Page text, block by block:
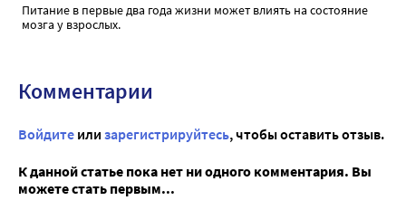
Питание в первые два года жизни может влиять на состояние
мозга у взрослых.
Комментарии
Войдите или зарегистрируйтесь, чтобы оставить отзыв.
К данной статье пока нет ни одного комментария. Вы
можете стать первым...